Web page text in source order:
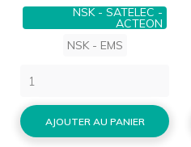
NSK - SATELEC -
ACTEON
NSK - EMS
AJOUTER AU PANIER